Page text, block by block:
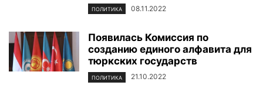
ПОЛИТИКА 08.11.2022
Появилась Комиссия по
созданию единого алфавита для
тюркских государств
ПОЛИТИКА 21.10.2022